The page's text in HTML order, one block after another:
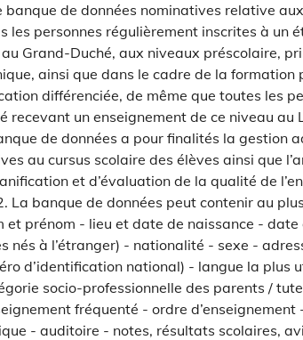
banque de données nominatives relative
les personnes régulièrement inscrites à un
Grand-Duché, aux niveaux préscolaire,
ainsi que dans le cadre de la formation
différenciée, de même que toutes les
recevant un enseignement de ce niveau au
de données a pour finalités la gestion
au cursus scolaire des élèves ainsi que
et d’évaluation de la qualité de
La banque de données peut contenir au
et prénom - lieu et date de naissance - date
nés à l’étranger) - nationalité - sexe -
d’identification national) - langue la plus
socio-professionnelle des parents /
fréquenté - ordre d’enseignement
- auditoire - notes, résultats scolaires,